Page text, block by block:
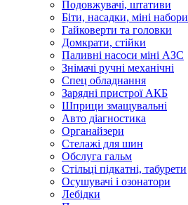
Подовжувачі, штативи
Біти, насадки, міні набори
Гайковерти та головки
Домкрати, стійки
Паливні насоси міні АЗС
Знімачі ручні механічні
Спец обладнання
Зарядні пристрої АКБ
Шприци змащувальні
Авто діагностика
Органайзери
Стелажі для шин
Обслуга гальм
Стільці підкатні, табурети
Осушувачі і озонатори
Лебідки